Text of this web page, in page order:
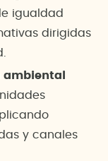
igualdad
dirigidas
y canales